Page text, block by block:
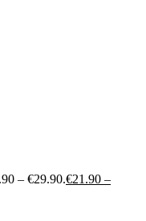
– €29.90.€21.90 –